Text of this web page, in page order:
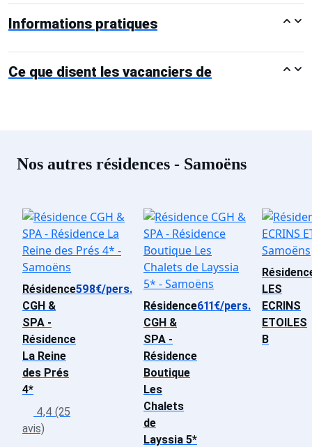
Informations pratiques
Ce que disent les vacanciers de
Nos autres résidences - Samoëns
Résidence
CGH &
SPA -
Résidence
La Reine
des Prés
4*
598€/pers.
4,4 (25
avis)
Résidence
CGH &
SPA -
Résidence
Boutique
Les
Chalets
de
Layssia 5*
611€/pers.
LES
ECRINS
ETOILES
B